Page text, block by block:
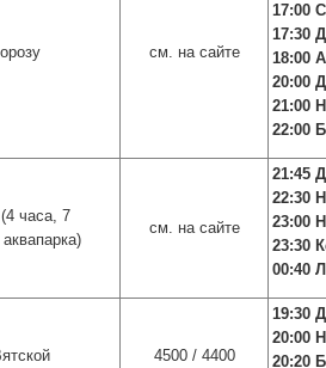
см. на сайте
17:00
17:30
18:00
20:00
21:00
22:00
(4 часа, 7
см. на сайте
21:45
22:30
23:00
23:30
00:40
4500 / 4400
19:30
20:00
20:20